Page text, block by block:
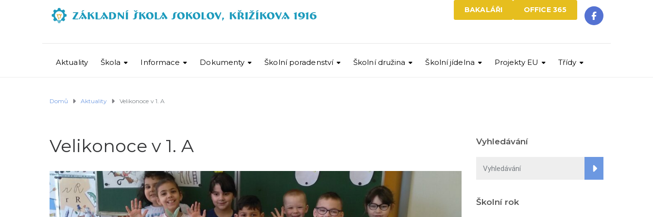
OFFICE 365
BAKALÁŘI
Aktuality Škola Informace Dokumenty Školní poradenství Školní družina Školní jídelna Projekty EU Třídy
Domů Aktuality Velikonoce v 1. A
Velikonoce v 1. A Vyhledávání
Školní rok